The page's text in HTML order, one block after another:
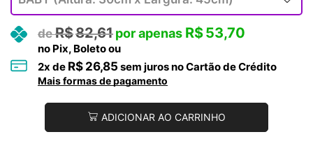
R$82,61 R$53,70
no Pix, Boleto ou
2x de R$ 26,85 sem juros no Cartão de Crédito
Mais formas de pagamento
ADICIONAR AO CARRINHO